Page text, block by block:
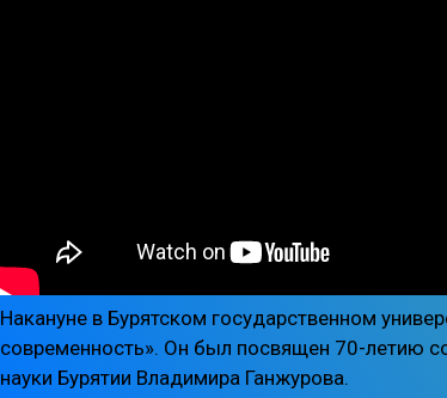
Накануне в Бурятском государственном
современность». Он был посвящен 70-летию
науки Бурятии Владимира Ганжурова.